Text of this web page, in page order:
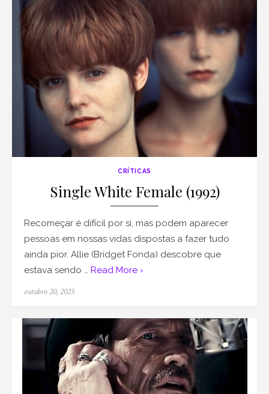
CRÍTICAS
Single White Female (1992)
Recomeçar é difícil por si, mas podem aparecer
pessoas em nossas vidas dispostas a fazer tudo
ainda pior. Allie (Bridget Fonda) descobre que
estava sendo … Read More ›
Posted
outubro 20, 2025